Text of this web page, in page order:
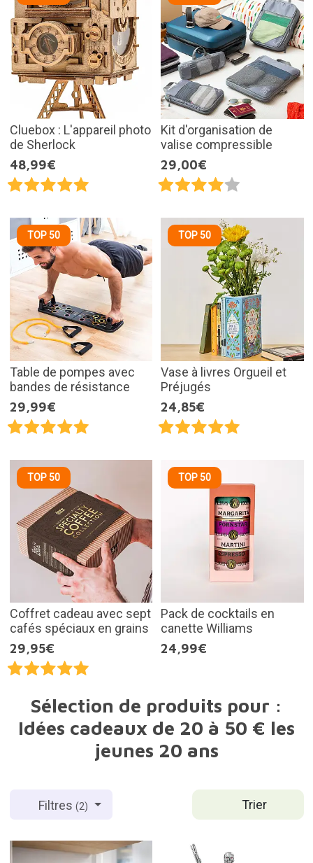
Cluebox : L'appareil photo
de Sherlock
48,99€
Kit d'organisation de
valise compressible
29,00€
TOP 50
Table de pompes avec
bandes de résistance
29,99€
TOP 50
Vase à livres Orgueil et
Préjugés
24,85€
TOP 50
Coffret cadeau avec sept
cafés spéciaux en grains
29,95€
TOP 50
Pack de cocktails en
canette Williams
24,99€
Sélection de produits pour :
Idées cadeaux de 20 à 50 € les
jeunes 20 ans
Trier
Filtres(2)